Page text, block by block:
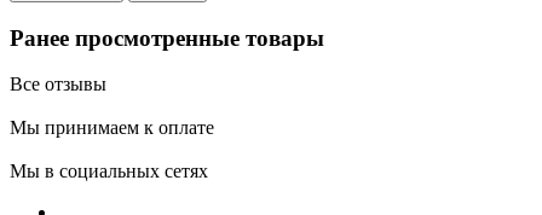
Ранее просмотренные товары
Все отзывы
Мы принимаем к оплате
Мы в социальных сетях